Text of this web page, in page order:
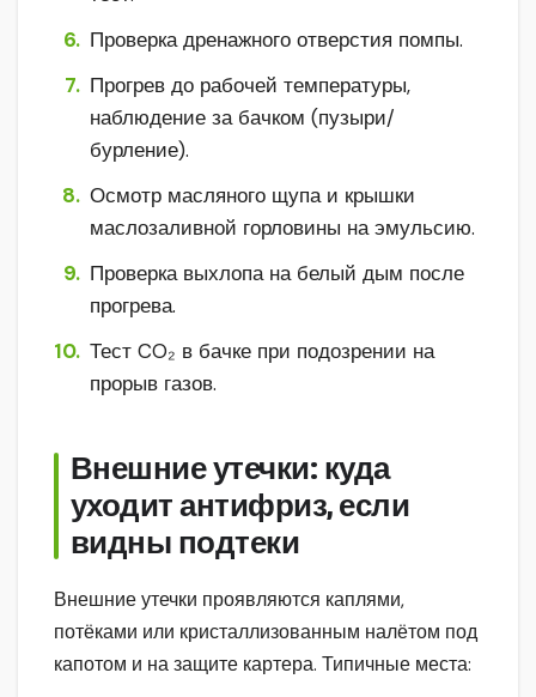
Проверка дренажного отверстия помпы.
Прогрев до рабочей температуры,
наблюдение за бачком (пузыри/
бурление).
Осмотр масляного щупа и крышки
маслозаливной горловины на эмульсию.
Проверка выхлопа на белый дым после
прогрева.
Тест CO₂ в бачке при подозрении на
прорыв газов.
Внешние утечки: куда
уходит антифриз, если
видны подтеки
Внешние утечки проявляются каплями,
потёками или кристаллизованным налётом под
капотом и на защите картера. Типичные места: